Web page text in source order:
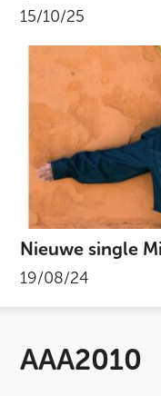
15/10/25
Nieuwe single
19/08/24
AAA2010